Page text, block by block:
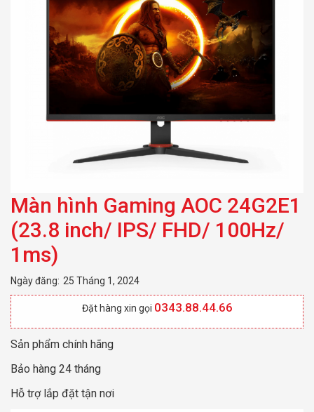
1ms)
Màn hình Gaming AOC 24G2E1
(23.8 inch/ IPS/ FHD/ 100Hz/
1ms)
Ngày đăng: 25 Tháng 1, 2024
Đặt hàng xin gọi 0343.88.44.66
Sản phẩm chính hãng
Bảo hàng 24 tháng
Hỗ trợ lắp đặt tận nơi